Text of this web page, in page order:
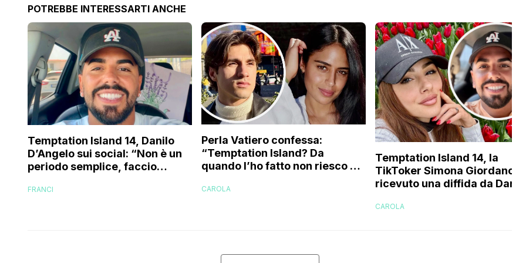
POTREBBE INTERESSARTI ANCHE
Temptation Island 14, Danilo
D’Angelo sui social: “Non è un
periodo semplice, faccio
FRANCI
Perla Vatiero confessa:
“Temptation Island? Da
quando l’ho fatto non riesco più
CAROLA
Temptation Island 14, la
TikToker Simona Giordano:
ricevuto una diffida da Danilo
CAROLA